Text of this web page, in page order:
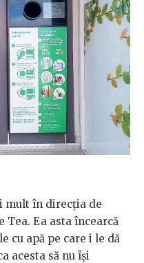
mult în direcția de
Tea. Ea asta încearcă
cu apă pe care i le dă
acesta să nu își